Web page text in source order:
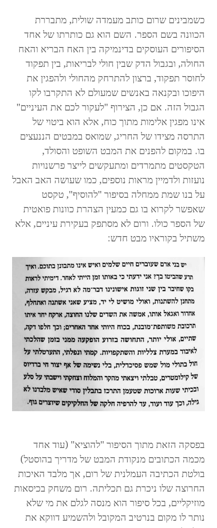
כשמבינים שרום כותב מעמדה שולית, מתבררת
הכוונה בשם הספר. השם הוא גם כותרתו של אחד
הסיפורים העוסקים בדינמיקה בין האח הבריא והאח
החולה, ובגבול הדק שבין חולי לבריאות, בין תפקוד
לחוסר תפקוד, ברצון להתרחק מהחולי ולהפגין את
היפוכו ובקנאה באנשים שמעולם לא התקרבו לקו
הגבול הזה. אם כן, הצירוף "לעקור לכם את העיניים"
אינו מפגין אלימות מתוך כוח, אלא הוא ביטוי של
התרסה מצידו של החריג, שמואס במבטים הננעצים
בו. במקום להפנים את המבט השופט והסולד,
הטקסטים מתמרדים ומתעקשים לייצר פרשנויות
נועזות ולדמיין מראות נוספים, כמו שעושה האב האבל
על בנו שמת ממחלה בסיפור "להוסיף", טקסט
שאפשר לקרוא בו גם כמעין הצהרת כוונות פואטית
של הספר כולו. ורום לא מסתפק בעקירת עיניים, אלא
משתיל בקוראיו מבט חדש:
בפסקה הזאת מתוך הסיפור "להוציא" (עוד אחד
מכמה הכתובים מנקודת המבט של מדריך בהוסטל)
בולטת הכתיבה העמלנית של רום, אך מלבד האיכות
החרוצה שלו ניכרת גם תכליתה. רום משחק בכיסאות
מוזיקליים, בכל סיפור הוא מנסה לגלם את מי שלא
נותר לו מקום בנרטיב המקובל ולהשמיע דווקא את